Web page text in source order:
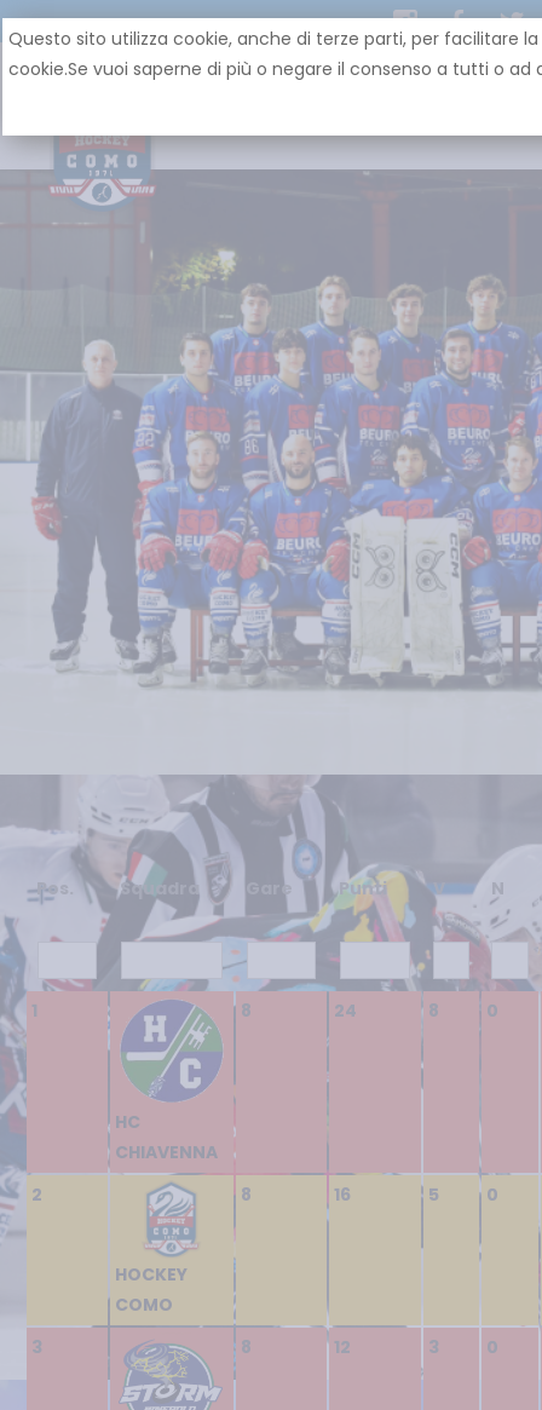
Pos. Squadra Gare Punti V N
1
HC
CHIAVENNA
8 24 8 0
2
HOCKEY
COMO
8 16 5 0
3 8 12 3 0
Questo sito utilizza cookie, anche di terze parti, per facilitare
cookie.Se vuoi saperne di più o negare il consenso a tutti o ad